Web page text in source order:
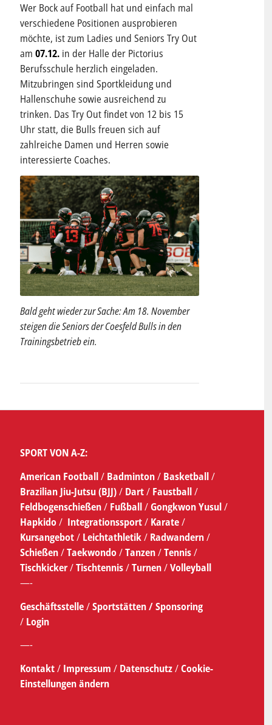
Wer Bock auf Football hat und einfach mal
verschiedene Positionen ausprobieren
möchte, ist zum Ladies und Seniors Try Out
am 07.12.in der Halle der Pictorius
Berufsschule herzlich eingeladen.
Mitzubringen sind Sportkleidung und
Hallenschuhe sowie ausreichend zu
trinken. Das Try Out findet von 12 bis 15
Uhr statt, die Bulls freuen sich auf
zahlreiche Damen und Herren sowie
interessierte Coaches.
Bald geht wieder zur Sache: Am 18. November
steigen die Seniors der Coesfeld Bulls in den
Trainingsbetrieb ein.
SPORT VON A-Z:
American Football/ Badminton/ Basketball/
Brazilian Jiu-Jutsu (BJJ)/ Dart/ Faustball/
Feldbogenschießen/ Fußball/Gongkwon Yusul/
Hapkido/ Integrationssport/ Karate/
Kursangebot/Leichtathletik/ Radwandern/
Schießen/Taekwondo/Tanzen/Tennis/
Tischkicker/Tischtennis/Turnen/Volleyball
—-
Geschäftsstelle/Sportstätten /Sponsoring
/ Login
—-
Kontakt/ Impressum / Datenschutz/Cookie-
Einstellungen ändern